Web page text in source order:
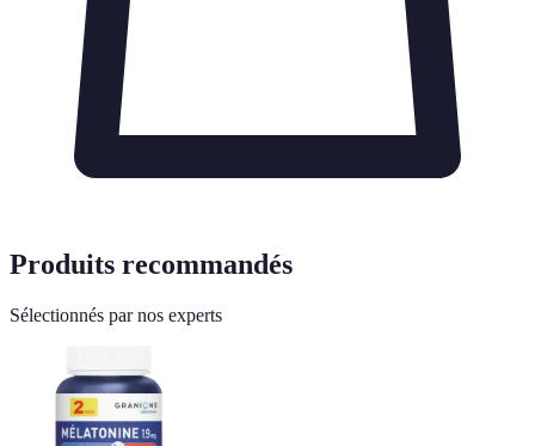
Produits recommandés
Sélectionnés par nos experts